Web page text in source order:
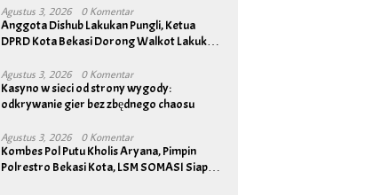
Agustus 3, 2026 0 Komentar
Anggota Dishub Lakukan Pungli, Ketua
DPRD Kota Bekasi Dorong Walkot Lakukan
Agustus 3, 2026 0 Komentar
Kasyno w sieci od strony wygody:
odkrywanie gier bez zbędnego chaosu
Agustus 3, 2026 0 Komentar
Kombes Pol Putu Kholis Aryana, Pimpin
Polrestro Bekasi Kota, LSM SOMASI Siap